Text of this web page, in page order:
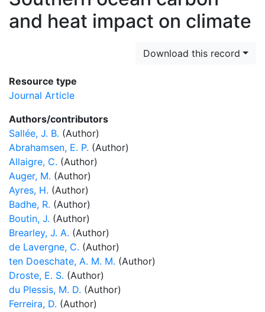
and heat impact on climate
Download this record
Resource type
Journal Article
Authors/contributors
Sallée, J. B. (Author)
Abrahamsen, E. P. (Author)
Allaigre, C. (Author)
Auger, M. (Author)
Ayres, H. (Author)
Badhe, R. (Author)
Boutin, J. (Author)
Brearley, J. A. (Author)
de Lavergne, C. (Author)
ten Doeschate, A. M. M. (Author)
Droste, E. S. (Author)
du Plessis, M. D. (Author)
Ferreira, D. (Author)